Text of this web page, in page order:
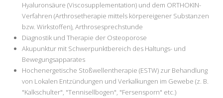
Hyaluronsäure (Viscosupplementation) und dem ORTHOKIN-
Verfahren (Arthrosetherapie mittels körpereigener Substanzen
bzw. Wirkstoffen), Arthrosesprechstunde
Diagnostik und Therapie der Osteoporose
Akupunktur mit Schwerpunktbereich des Haltungs- und
Bewegungsapparates
Hochenergetische Stoßwellentherapie (ESTW) zur Behandlung
von Lokalen Entzündungen und Verkalkungen im Gewebe (z. B.
"Kalkschulter", "Tennisellbogen", "Fersensporn" etc.)